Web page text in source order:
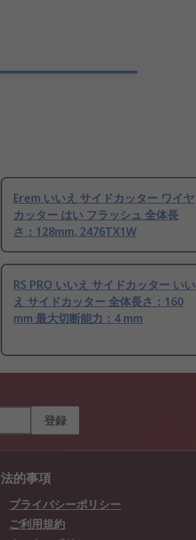
Erem いいえ サイドカッター ワイヤ
カッター はい フラッシュ 全体長
さ：128mm, 2476TX1W
RS PRO いいえ サイドカッター いい
え サイドカッター 全体長さ：160
mm 最大切断能力：4 mm
登録
法的事項
プライバシーポリシー
ご利用規約